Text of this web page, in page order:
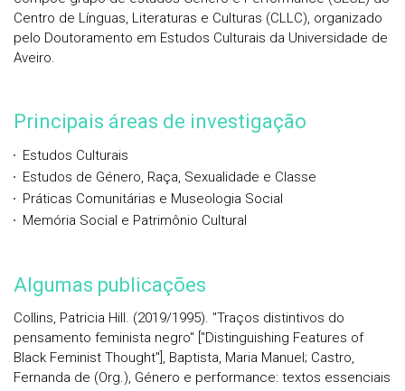
Centro de Línguas, Literaturas e Culturas (CLLC), organizado
pelo Doutoramento em Estudos Culturais da Universidade de
Aveiro.
Principais áreas de investigação
Estudos Culturais
Estudos de Género, Raça, Sexualidade e Classe
Práticas Comunitárias e Museologia Social
Memória Social e Patrimônio Cultural
Algumas publicações
Collins, Patricia Hill. (2019/1995). "Traços distintivos do
pensamento feminista negro" ["Distinguishing Features of
Black Feminist Thought"], Baptista, Maria Manuel; Castro,
Fernanda de (Org.), Género e performance: textos essenciais